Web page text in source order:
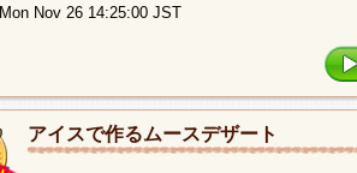
Mon Nov 26 14:25:00 JST
アイスで作るムースデザート